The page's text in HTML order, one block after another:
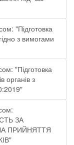
"Підготовка
з вимогами
"Підготовка
органів з
ЗА
ПРИЙНЯТТЯ